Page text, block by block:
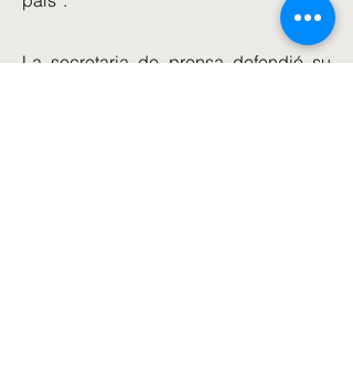
La secretaria de prensa defendió su